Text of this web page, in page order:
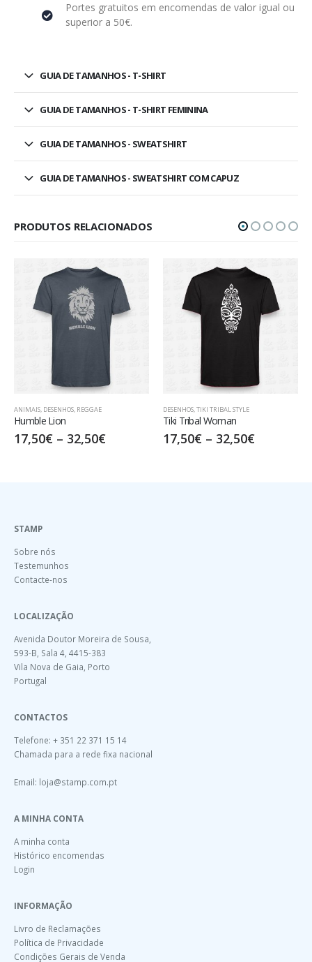
Portes gratuitos em encomendas de valor igual ou
superior a 50€.
GUIA DE TAMANHOS - T-SHIRT
GUIA DE TAMANHOS - T-SHIRT FEMININA
GUIA DE TAMANHOS - SWEATSHIRT
GUIA DE TAMANHOS - SWEATSHIRT COM CAPUZ
PRODUTOS RELACIONADOS
REGGAE
32,50€
DESENHOS TIKI TRIBAL STYLE
Tiki Tribal Woman
17,50 32,50€
DESENHOS
17,50
STAMP
Sobre nós
Testemunhos
Contacte-nos
LOCALIZAÇÃO
Avenida Doutor Moreira de Sousa,
593-B, Sala 4, 4415-383
Vila Nova de Gaia, Porto
Portugal
CONTACTOS
Telefone: + 351 22 371 15 14
Chamada para a rede fixa nacional
Email: loja@stamp.com.pt
A MINHA CONTA
A minha conta
Histórico encomendas
Login
INFORMAÇÃO
Livro de Reclamações
Política de Privacidade
Condições Gerais de Venda